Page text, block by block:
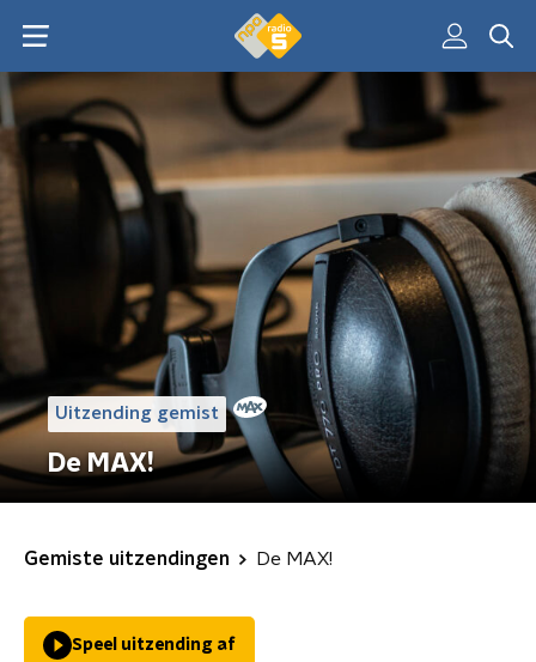
Uitzending gemist
De MAX!
Gemiste uitzendingen De MAX!
Speel uitzending af